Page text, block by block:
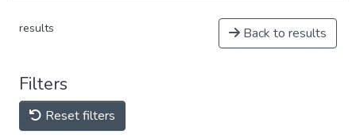
results Back to results
Filters
Reset filters